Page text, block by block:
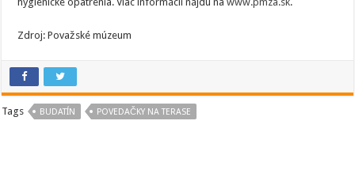
Zdroj: Považské múzeum
Tags BUDATÍN POVEDAČKY NA TERASE